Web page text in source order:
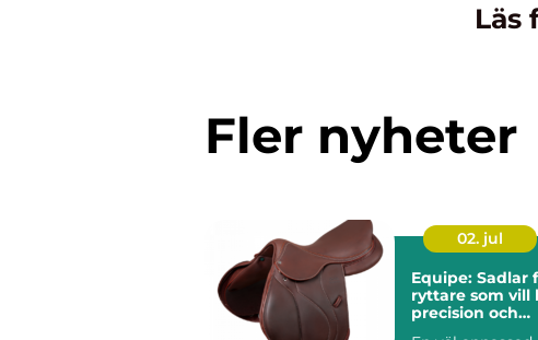
Läs
Fler nyheter
02. jul
Equipe: Sadlar
ryttare som vill
precision och